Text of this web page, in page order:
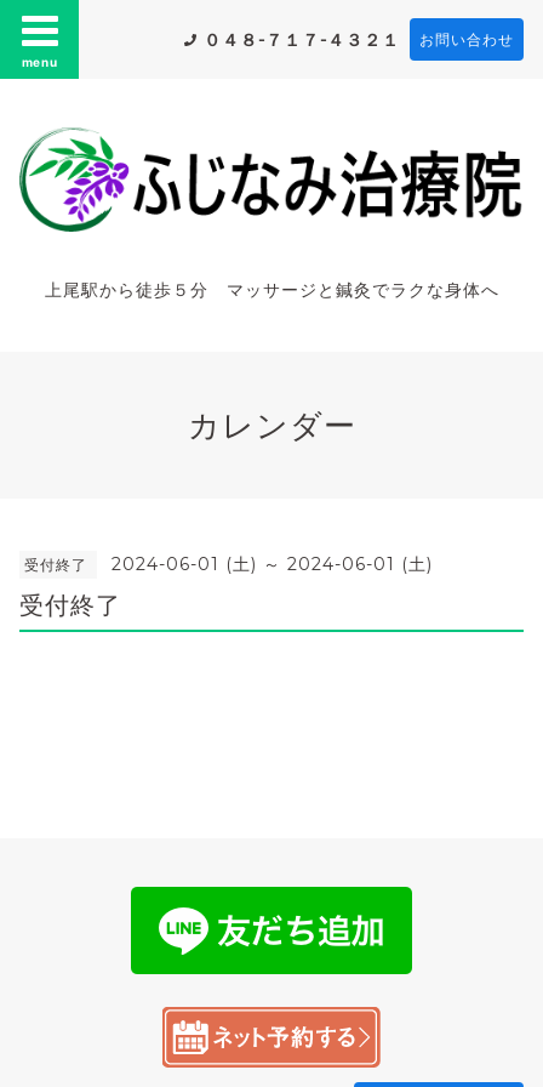
menu
０４８-７１７-４３２１ お問い合わせ
上尾駅から徒歩５分 マッサージと鍼灸でラクな身体へ
カレンダー
受付終了 2024-06-01 (土) ～ 2024-06-01 (土)
受付終了